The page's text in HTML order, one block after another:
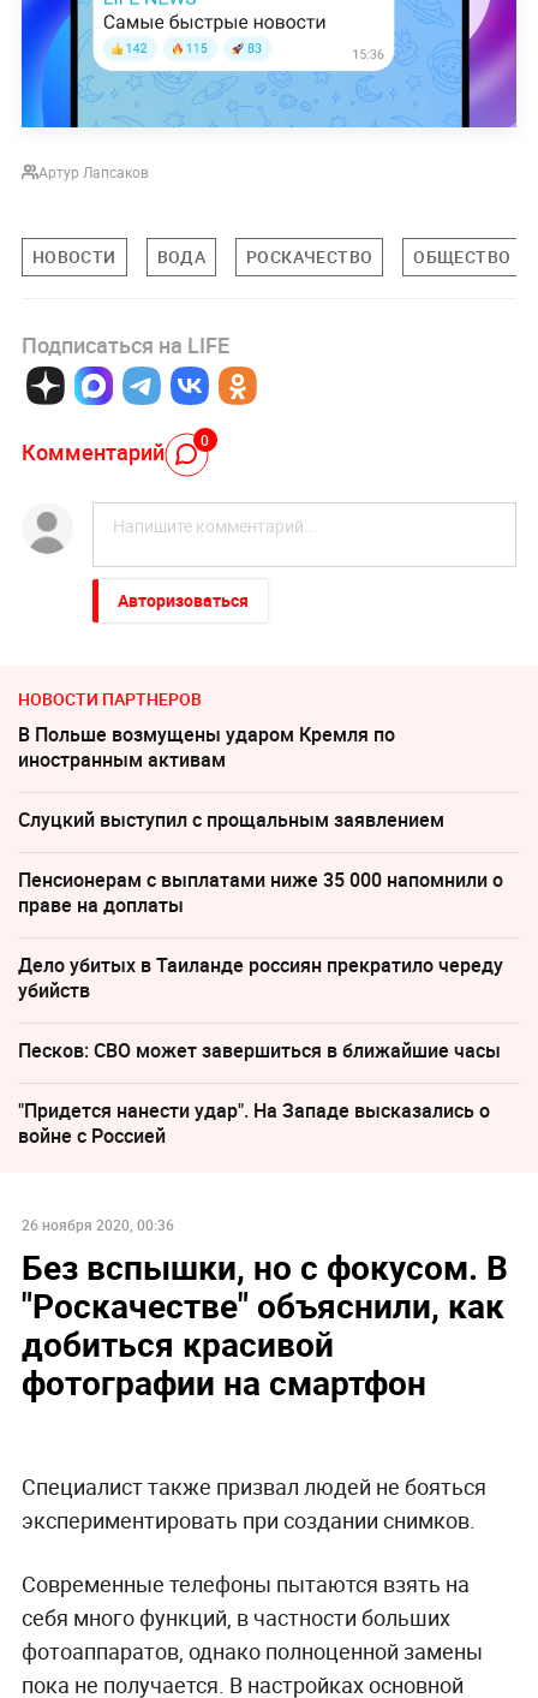
Артур Лапсаков
НОВОСТИ ВОДА РОСКАЧЕСТВО ОБЩЕСТВО
Подписаться на LIFE
Комментарий 0
Авторизоваться
НОВОСТИ ПАРТНЕРОВ
В Польше возмущены ударом Кремля по
иностранным активам
Слуцкий выступил с прощальным заявлением
Пенсионерам с выплатами ниже 35 000 напомнили о
праве на доплаты
Дело убитых в Таиланде россиян прекратило череду
убийств
Песков: СВО может завершиться в ближайшие часы
"Придется нанести удар". На Западе высказались о
войне с Россией
26 ноября 2020, 00:36
Без вспышки, но с фокусом. В
"Роскачестве" объяснили, как
добиться красивой
фотографии на смартфон
Специалист также призвал людей не бояться
экспериментировать при создании снимков.
Современные телефоны пытаются взять на
себя много функций, в частности больших
фотоаппаратов, однако полноценной замены
пока не получается. В настройках основной